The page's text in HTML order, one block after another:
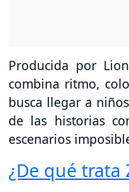
Producida por
combina ritmo,
busca llegar a
de las historias
escenarios
¿De qué trata